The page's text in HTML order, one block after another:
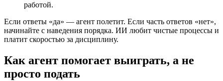
работой.
Если ответы «да» — агент полетит. Если часть ответов «нет»,
начинайте с наведения порядка. ИИ любит чистые процессы и
платит скоростью за дисциплину.
Как агент помогает выиграть, а не
просто подать